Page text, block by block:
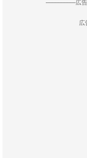
--------------------
広